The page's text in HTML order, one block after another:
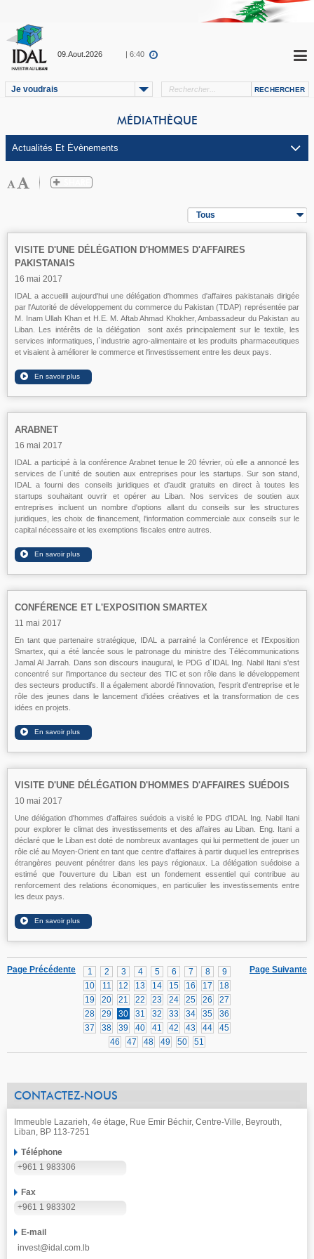
09.Aout.2026 | 6:40
Je voudrais
MÉDIATHÈQUE
Tous
VISITE D'UNE DÉLÉGATION D'HOMMES D'AFFAIRES
PAKISTANAIS
16 mai 2017
IDAL a accueilli aujourd'hui une délégation d'hommes d'affaires pakistanais dirigée
par l'Autorité de développement du commerce du Pakistan (TDAP) représentée par
M. Inam Ullah Khan et H.E. M. Aftab Ahmad Khokher, Ambassadeur du Pakistan au
Liban. Les intérêts de la délégation sont axés principalement sur le textile, les
services informatiques, l`industrie agro-alimentaire et les produits pharmaceutiques
et visaient à améliorer le commerce et l'investissement entre les deux pays.
ARABNET
16 mai 2017
IDAL a participé à la conférence Arabnet tenue le 20 février, où elle a annoncé les
services de l`unité de soutien aux entreprises pour les startups. Sur son stand,
IDAL a fourni des conseils juridiques et d'audit gratuits en direct à toutes les
startups souhaitant ouvrir et opérer au Liban. Nos services de soutien aux
entreprises incluent un nombre d'options allant du conseils sur les structures
juridiques, les choix de financement, l'information commerciale aux conseils sur le
capital nécessaire et les exemptions fiscales entre autres.
CONFÉRENCE ET L'EXPOSITION SMARTEX
11 mai 2017
En tant que partenaire stratégique, IDAL a parrainé la Conférence et l'Exposition
Smartex, qui a été lancée sous le patronage du ministre des Télécommunications
Jamal Al Jarrah. Dans son discours inaugural, le PDG d`IDAL Ing. Nabil Itani s'est
concentré sur l'importance du secteur des TIC et son rôle dans le développement
des secteurs productifs. Il a également abordé l'innovation, l'esprit d'entreprise et le
rôle des jeunes dans le lancement d'idées créatives et la transformation de ces
idées en projets.
VISITE D'UNE DÉLÉGATION D'HOMMES D'AFFAIRES SUÉDOIS
10 mai 2017
Une délégation d'hommes d'affaires suédois a visité le PDG d'IDAL Ing. Nabil Itani
pour explorer le climat des investissements et des affaires au Liban. Eng. Itani a
déclaré que le Liban est doté de nombreux avantages qui lui permettent de jouer un
rôle clé au Moyen-Orient en tant que centre d'affaires à partir duquel les entreprises
étrangères peuvent pénétrer dans les pays régionaux. La délégation suédoise a
estimé que l'ouverture du Liban est un fondement essentiel qui contribue au
renforcement des relations économiques, en particulier les investissements entre
les deux pays.
Page Suivante
1 2 3 4 5 6 7 8
9
10
11 12 13 14 15 16 17
18
19
20 21 22 23 24 25 26
27
28
29 30 31 32 33 34 35
36
37
38 39 40 41 42 43 44
45
46
47 48 49 50 51
Page Précédente
CONTACTEZ-NOUS
Immeuble Lazarieh, 4e étage, Rue Emir Béchir, Centre-Ville, Beyrouth,
Liban, BP 113-7251
Téléphone
+961 1 983306
Fax
+961 1 983302
E-mail
invest@idal.com.lb